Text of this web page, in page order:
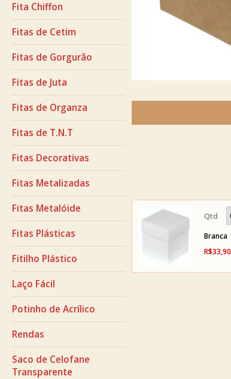
Fita Chiffon
Fitas de Cetim
Fitas de Gorgurão
Fitas de Juta
Fitas de Organza
Fitas de T.N.T
Fitas Decorativas
Fitas Metalizadas
Fitas Metalóide
Fitas Plásticas
Fitilho Plástico
Laço Fácil
Potinho de Acrílico
Rendas
Saco de Celofane
Transparente
Branca
R$33,90